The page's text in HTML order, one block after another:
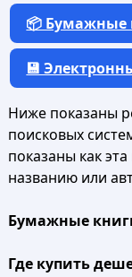
📦 Бумажные
💾
Ниже показаны
поисковых
показаны как
названию или
Бумажные
Где купить